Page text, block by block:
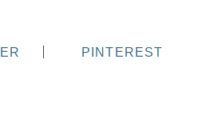
PINTEREST